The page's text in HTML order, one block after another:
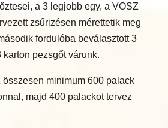
a 3 legjobb egy, a VOSZ
zsűrizésen mérettetik meg
fordulóba beválasztott 3
pezsgőt várunk.
minimum 600 palack
majd 400 palackot tervez